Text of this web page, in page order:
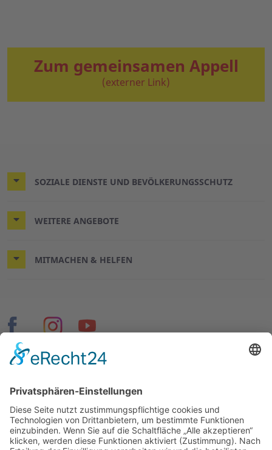
Zum gemeinsamen Appell
(externer Link)
SOZIALE DIENSTE UND BEVÖLKERUNGSSCHUTZ
WEITERE ANGEBOTE
MITMACHEN & HELFEN
© 2026 ASB Hannover-Stadt
Datenschutz
Cookie-Einstellungen